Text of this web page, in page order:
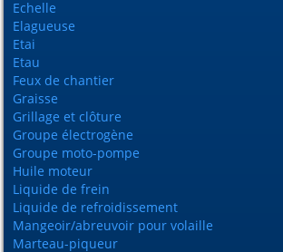
Echelle
Elagueuse
Etai
Etau
Feux de chantier
Graisse
Grillage et clôture
Groupe électrogène
Groupe moto-pompe
Huile moteur
Liquide de frein
Liquide de refroidissement
Mangeoir/abreuvoir pour volaille
Marteau-piqueur